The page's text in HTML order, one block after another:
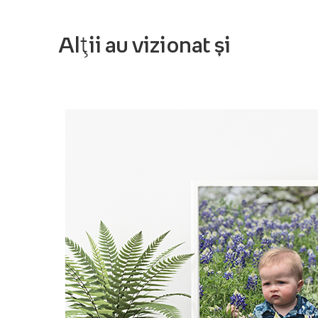
Alții au vizionat și